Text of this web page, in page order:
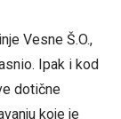
Vesne Š.O.,
Ipak i kod
dotične
koje je